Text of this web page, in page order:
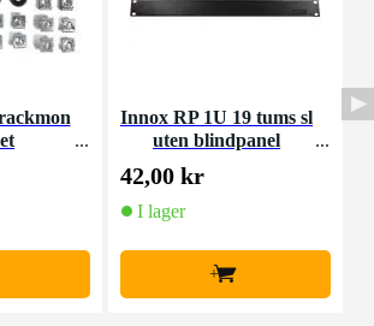
Innox RP 1U 19 tums sl
uten blindpanel
42,00 kr
I lager
+